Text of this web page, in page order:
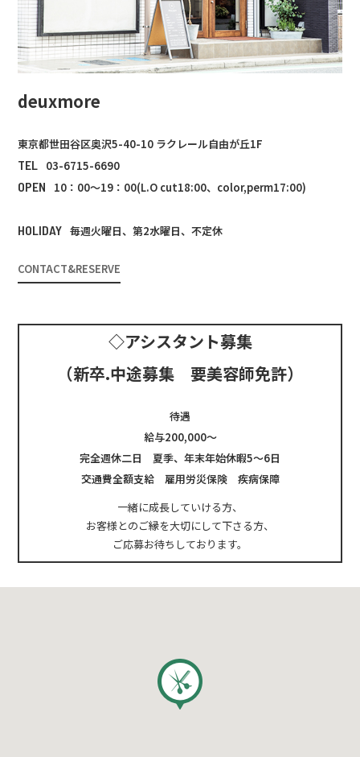
deuxmore
東京都世田谷区奥沢5-40-10 ラクレール自由が丘1F
TEL 03-6715-6690
OPEN
10：00～19：00(L.O cut18:00、color,perm17:00)
HOLIDAY 毎週火曜日、第2水曜日、不定休
CONTACT&RESERVE
◇アシスタント募集
（新卒.中途募集 要美容師免許）
待遇
給与200,000～
完全週休二日 夏季、年末年始休暇5～6日
交通費全額支給 雇用労災保険 疾病保障
一緒に成長していける方、
お客様とのご縁を大切にして下さる方、
ご応募お待ちしております。